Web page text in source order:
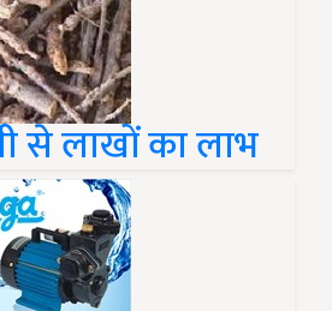
से लाखों का लाभ